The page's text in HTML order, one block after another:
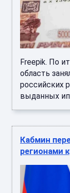
Freepik. По
область
российских
выданных
Кабмин
регионами